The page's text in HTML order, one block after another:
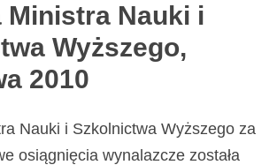
Ministra Nauki i
Wyższego,
2010
Nauki i Szkolnictwa Wyższego za
osiągnięcia wynalazcze została